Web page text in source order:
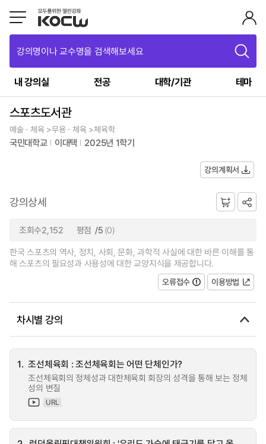
강의명이나 교수명을 검색해보세요
내 강의실 전공 대학/기관 테마
스포츠도서관
예술ㆍ체육 >무용ㆍ체육 >체육학
국민대학교 이대택 2025년 1학기
강의계획서
강의상세
조회수2,152 평점 /5 (0)
한국 스포츠의 역사, 정치, 사회, 문화, 과학적 사실에 대한 바른 이해를 통
해 스포츠의 필요성과 사용성에 대한 교양지식을 제공합니다.
오류접수
이용방법
차시별 강의
1. 조선체육회 : 조선체육회는 어떤 단체인가?
조선체육회의 정체성과 대한체육회 회장의 성격을 통해 보는 정체
성의 변질
URL